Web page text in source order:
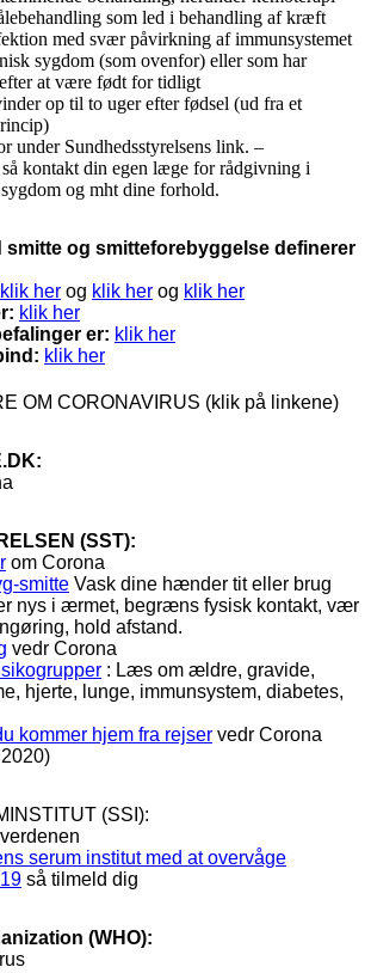
som led i behandling af kræft
med svær påvirkning af immunsystemet
sygdom (som ovenfor) eller som har
at være født for tidligt
op til to uger efter fødsel (ud fra et
under Sundhedsstyrelsens link. –
kontakt din egen læge for rådgivning i
og mht dine forhold.
smitte og smitteforebyggelse definerer
klik her og klik her og klik her
klik her
er: klik her
klik her
OM CORONAVIRUS (klik på linkene)
(SST):
om Corona
smitte Vask dine hænder tit eller brug
nys i ærmet, begræns fysisk kontakt, vær
hold afstand.
vedr Corona
: Læs om ældre, gravide,
hjerte, lunge, immunsystem, diabetes,
kommer hjem fra rejser vedr Corona
(SSI):
serum institut med at overvåge
så tilmeld dig
(WHO):